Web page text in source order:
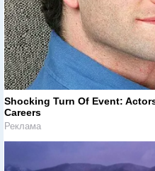
Shocking Turn Of Event:
Careers
Реклама